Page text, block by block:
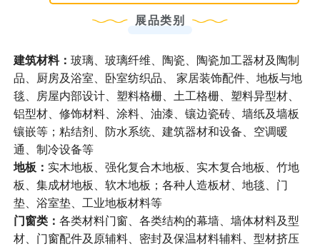
展品类别
建筑材料： 玻璃、玻璃纤维、陶瓷、陶瓷加工器材及陶制
品、厨房及浴室、卧室纺织品、 家居装饰配件、地板与地
毯、房屋内部设计、塑料格栅、土工格栅、塑料异型材、
铝型材、修饰材料、涂料、油漆、镶边瓷砖、墙纸及墙板
镶嵌等；粘结剂、防水系统、建筑器材和设备、空调暖
通、制冷设备等
地板： 实木地板、强化复合木地板、实木复合地板、竹地
板、集成材地板、软木地板；各种人造板材、地毯、门
垫、浴室垫、工业地板材料等
门窗类： 各类材料门窗、各类结构的幕墙、墙体材料及型
材、门窗配件及原辅料、密封及保温材料辅料、型材挤压